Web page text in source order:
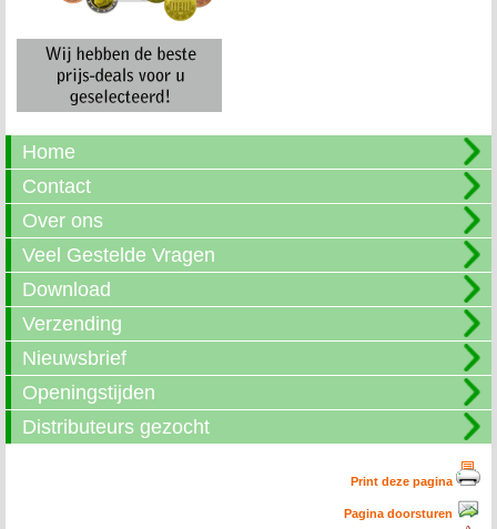
Home
Contact
Over ons
Veel Gestelde Vragen
Download
Verzending
Nieuwsbrief
Openingstijden
Distributeurs gezocht
Print deze pagina
Pagina doorsturen